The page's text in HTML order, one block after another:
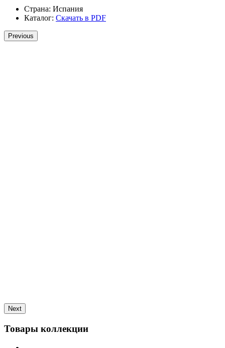
Страна: Испания
Каталог: Скачать в PDF
Previous
Next
Товары коллекции